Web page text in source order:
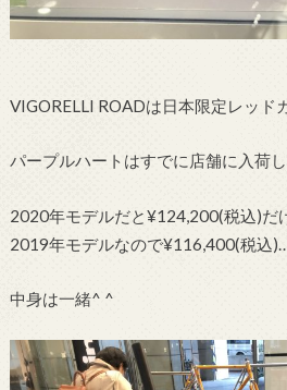
VIGORELLI ROADは日本限定レッド
パープルハートはすでに店舗に入荷
2020年モデルだと¥124,200(税込)だ
2019年モデルなので¥116,400(税込
中身は一緒^ ^